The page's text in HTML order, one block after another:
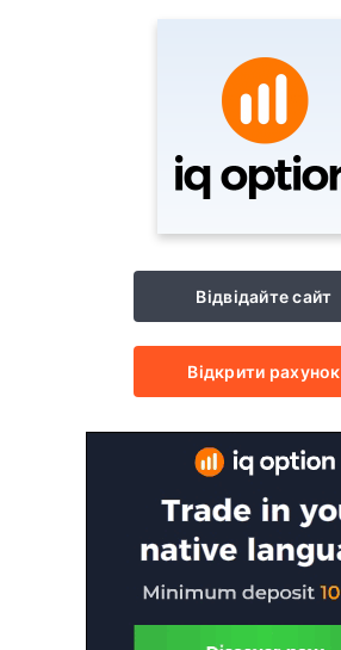
Відвідайте сайт
Відкрити рахунок